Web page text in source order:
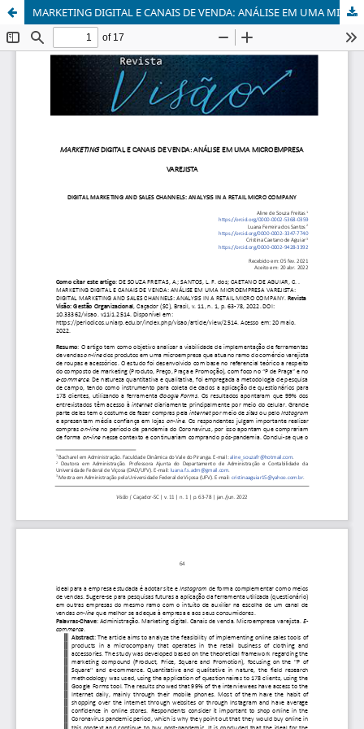
MARKETING DIGITAL E CANAIS DE VENDA: ANÁLISE EM UMA MICROEMPRESA VAREJISTA